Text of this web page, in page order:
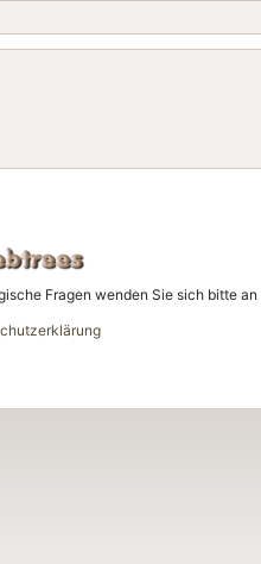
Fragen wenden Sie sich bitte an